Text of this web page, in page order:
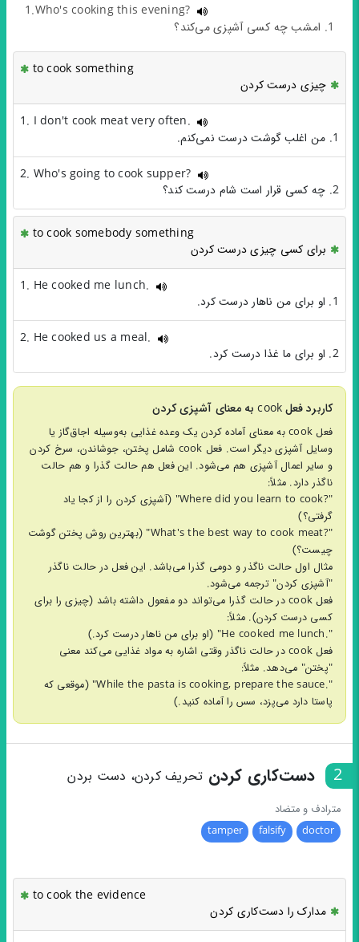
1.Who's cooking this evening?
1. امشب چه کسی آشپزی می‌کند؟
to cook something
چیزی درست کردن
1. I don't cook meat very often.
1. من اغلب گوشت درست نمی‌کنم.
2. Who's going to cook supper?
2. چه کسی قرار است شام درست کند؟
to cook somebody something
برای کسی چیزی درست کردن
1. He cooked me lunch.
1. او برای من ناهار درست کرد.
2. He cooked us a meal.
2. او برای ما غذا درست کرد.
کاربرد فعل cook به معنای آشپزی کردن
فعل cook به معنای آماده کردن یک وعده غذایی به‌وسیله اجاق‌گاز یا
وسایل آشپزی دیگر است. فعل cook شامل پختن، جوشاندن، سرخ کردن
و سایر اعمال آشپزی هم می‌شود. این فعل هم حالت گذرا و هم حالت
ناگذر دارد. مثلاً:
"?Where did you learn to cook" (آشپزی کردن را از کجا یاد
گرفتی؟)
"?What's the best way to cook meat" (بهترین روش پختن گوشت
چیست؟)
مثال اول حالت ناگذر و دومی گذرا می‌باشد. این فعل در حالت ناگذر
"آشپزی کردن" ترجمه می‌شود.
فعل cook در حالت گذرا می‌تواند دو مفعول داشته باشد (چیزی را برای
کسی درست کردن). مثلاً:
".He cooked me lunch" (او برای من ناهار درست کرد.)
فعل cook در حالت ناگذر وقتی اشاره به مواد غذایی می‌کند معنی
"پختن" می‌دهد. مثلاً:
".While the pasta is cooking, prepare the sauce" (موقعی که
پاستا دارد می‌پزد، سس را آماده کنید.)
2 دست‌کاری کردن تحریف کردن، دست بردن
مترادف و متضاد
doctor
falsify
tamper
to cook the evidence
مدارک را دست‌کاری کردن